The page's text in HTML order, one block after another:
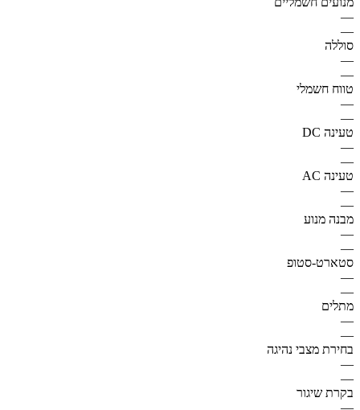
—
—
סוללה
—
—
טווח חשמלי
—
—
טעינה DC
—
—
טעינה AC
—
—
מבנה מנוע
—
—
סטארט-סטופ
—
—
מתלים
—
—
בחירת מצבי נהיגה
—
—
בקרת שיגור
—